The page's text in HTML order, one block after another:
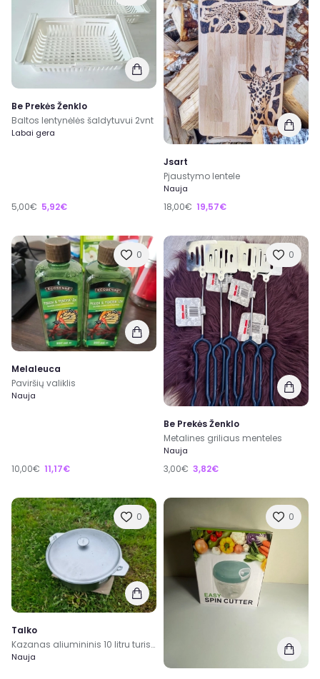
Be Prekės Ženklo
Baltos lentynėlės šaldytuvui 2vnt
Labai gera
5,00€ 5,92€
Jsart
Pjaustymo lentele
Nauja
18,00€ 19,57€
0
Melaleuca
Paviršių valiklis
Nauja
10,00€ 11,17€
0
Be Prekės Ženklo
Metalines griliaus menteles
Nauja
3,00€ 3,82€
0
Talko
Kazanas aliumininis 10 litru turistinis
Nauja
0